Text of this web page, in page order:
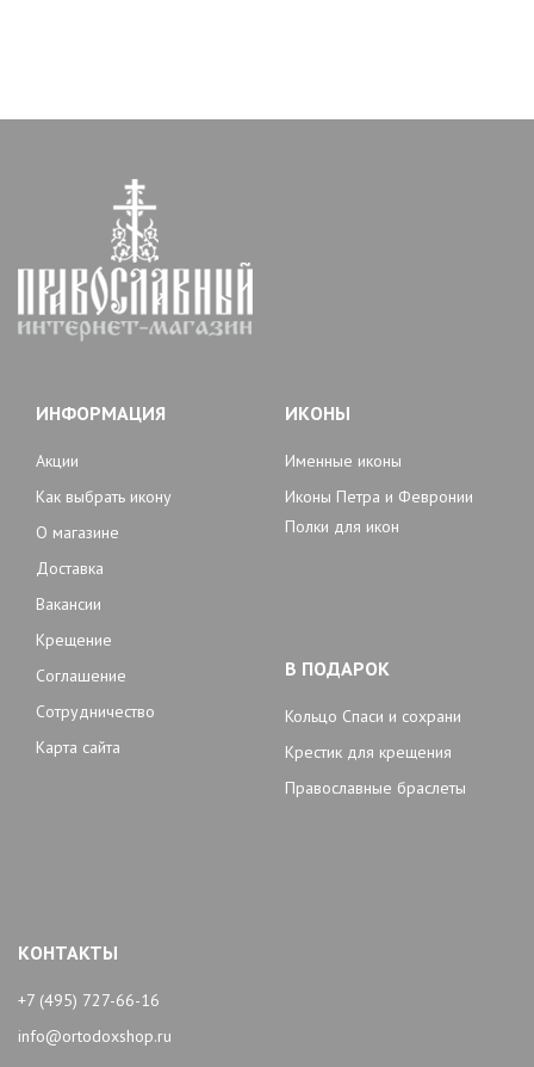
ИНФОРМАЦИЯ
Акции
Как выбрать икону
О магазине
Доставка
Вакансии
Крещение
Соглашение
Сотрудничество
Карта сайта
ИКОНЫ
Именные иконы
Иконы Петра и Февронии
Полки для икон
В ПОДАРОК
Кольцо Спаси и сохрани
Крестик для крещения
Православные браслеты
КОНТАКТЫ
+7 (495) 727-66-16
info@ortodoxshop.ru